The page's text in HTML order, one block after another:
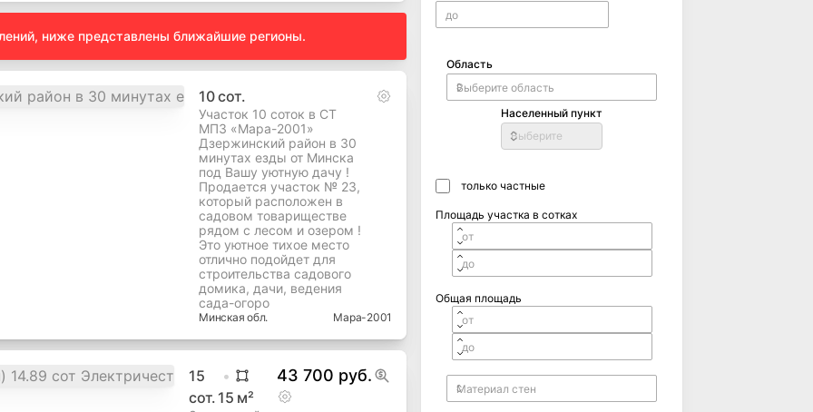
ниже представлены ближайшие регионы.
10сот.
Участок 10 соток в СТ
МПЗ «Мара-2001»
Дзержинский район в 30
минутах езды от Минска
под Вашу уютную дачу !
Продается участок № 23,
который расположен в
садовом товариществе
рядом с лесом и озером !
Это уютное тихое место
отлично подойдет для
строительства садового
домика, дачи, ведения
сада-огоро
Минская обл. Мара-2001
15
сот. 15 м²
43 700 руб.
Область
Населенный пункт
Выберите
только частные
Площадь участка в сотках
Общая площадь